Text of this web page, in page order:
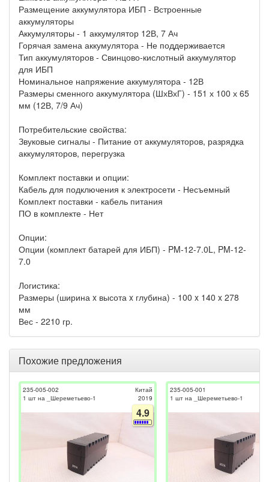
Размещение аккумулятора ИБП - Встроенные
аккумуляторы
Аккумуляторы - 1 аккумулятор 12В, 7 Ач
Горячая замена аккумулятора - Не поддерживается
Тип аккумуляторов - Свинцово-кислотный аккумулятор
для ИБП
Номинальное напряжение аккумулятора - 12В
Размеры сменного аккумулятора (ШхВхГ) - 151 х 100 х 65
мм (12В, 7/9 Ач)
Потребительские свойства:
Звуковые сигналы - Питание от аккумуляторов, разрядка
аккумуляторов, перегрузка
Комплект поставки и опции:
Кабель для подключения к электросети - Несъемный
Комплект поставки - кабель питания
ПО в комплекте - Нет
Опции:
Опции (комплект батарей для ИБП) - PM-12-7.0L, PM-12-
7.0
Логистика:
Размеры (ширина x высота x глубина) - 100 x 140 x 278
мм
Вес - 2210 гр.
Похожие предложения
235-005-002
1 шт на _Шереметьево-1
Китай
2019
4.9
235-005-001
1 шт на _Шереметьево-1